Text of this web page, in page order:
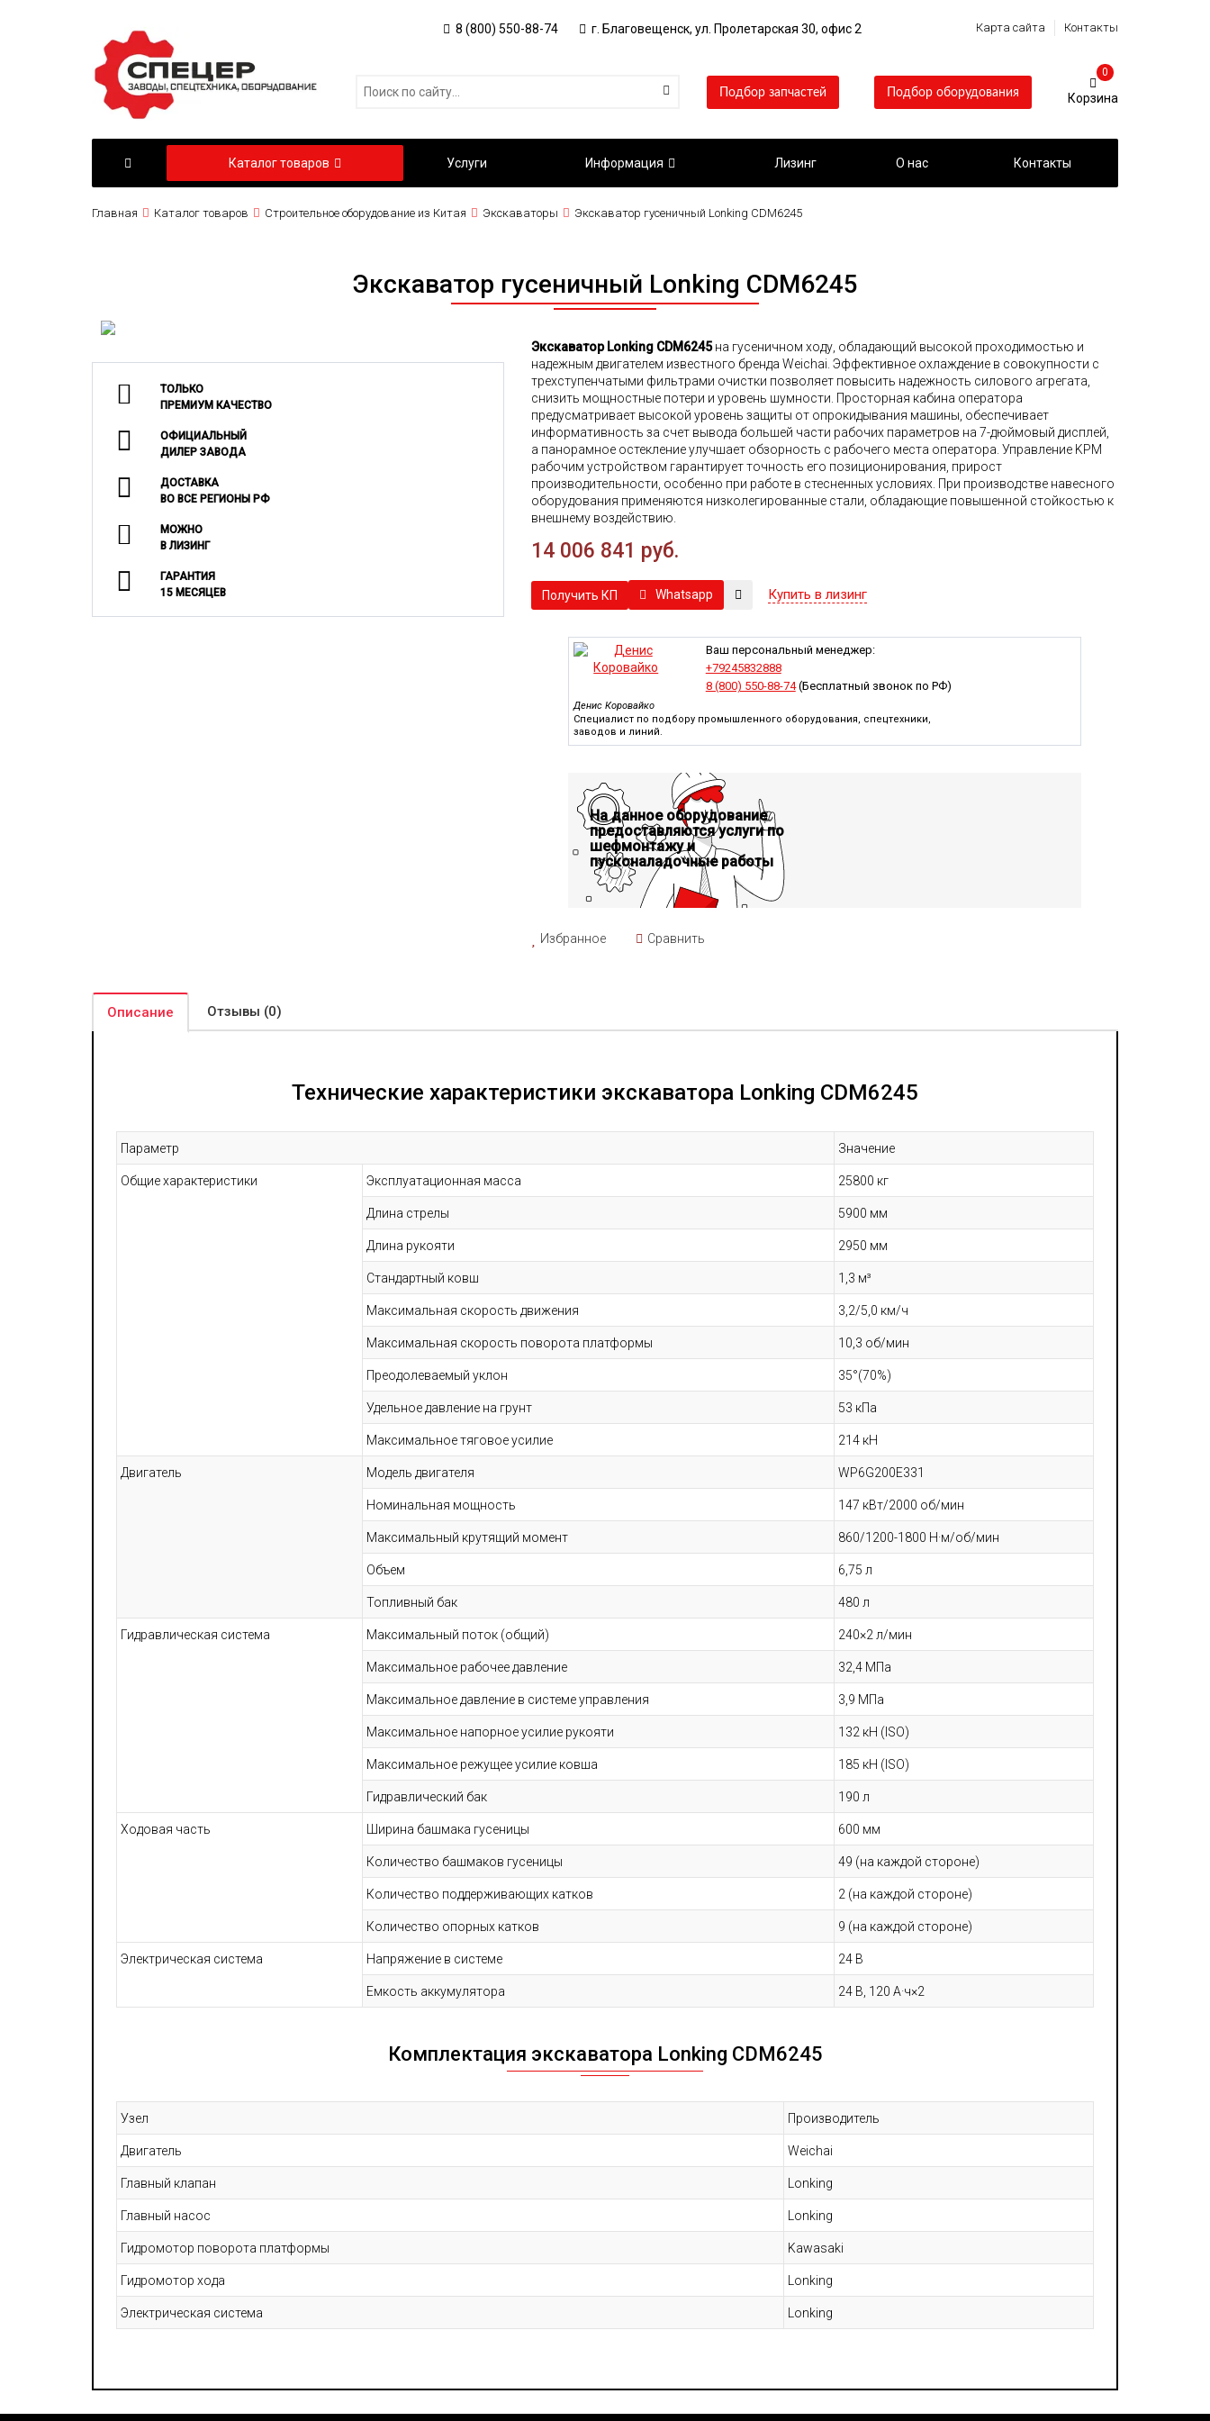
8 (800) 550-88-74 г. Благовещенск, ул. Пролетарская 30, офис 2 Карта сайта Контакты
Подбор запчастей Подбор оборудования
0
Каталог товаров Услуги Информация Лизинг О нас Контакты
Главная Каталог товаров Строительное оборудование из Китая Экскаваторы Экскаватор гусеничный Lonking CDM6245
Экскаватор гусеничный Lonking CDM6245
ТОЛЬКО
ПРЕМИУМ КАЧЕСТВО
ОФИЦИАЛЬНЫЙ
ДИЛЕР ЗАВОДА
ДОСТАВКА
ВО ВСЕ РЕГИОНЫ РФ
МОЖНО
В ЛИЗИНГ
ГАРАНТИЯ
15 МЕСЯЦЕВ
Экскаватор Lonking CDM6245на гусеничном ходу, обладающий высокой проходимостью и
надежным двигателем известного бренда Weichai. Эффективное охлаждение в совокупности с
трехступенчатыми фильтрами очистки позволяет повысить надежность силового агрегата,
снизить мощностные потери и уровень шумности. Просторная кабина оператора
предусматривает высокой уровень защиты от опрокидывания машины, обеспечивает
информативность за счет вывода большей части рабочих параметров на 7-дюймовый дисплей,
а панорамное остекление улучшает обзорность с рабочего места оператора. Управление KPM
рабочим устройством гарантирует точность его позиционирования, прирост
производительности, особенно при работе в стесненных условиях. При производстве навесного
оборудования применяются низколегированные стали, обладающие повышенной стойкостью к
внешнему воздействию.
14 006 841 руб.
Получить КП Whatsapp Купить в лизинг
Ваш персональный менеджер:
+79245832888
8 (800) 550-88-74(Бесплатный звонок по РФ)
Денис Коровайко
Специалист по подбору промышленного оборудования, спецтехники,
заводов и линий.
На данное оборудование
предоставляются услуги по
шефмонтажу и
пусконаладочные работы
Избранное Сравнить
Описание Отзывы (0)
Технические характеристики экскаватора Lonking CDM6245
Параметр Значение
Общие характеристики Эксплуатационная масса 25800 кг
Длина стрелы 5900 мм
Длина рукояти 2950 мм
Стандартный ковш 1,3 м³
Максимальная скорость движения 3,2/5,0 км/ч
Максимальная скорость поворота платформы 10,3 об/мин
Преодолеваемый уклон 35°(70%)
Удельное давление на грунт 53 кПа
Максимальное тяговое усилие 214 кН
Двигатель Модель двигателя WP6G200E331
Номинальная мощность 147 кВт/2000 об/мин
Максимальный крутящий момент 860/1200-1800 Н·м/об/мин
Объем 6,75 л
Топливный бак 480 л
Гидравлическая система Максимальный поток (общий) 240×2 л/мин
Максимальное рабочее давление 32,4 МПа
Максимальное давление в системе управления 3,9 МПа
Максимальное напорное усилие рукояти 132 кН (ISO)
Максимальное режущее усилие ковша 185 кН (ISO)
Гидравлический бак 190 л
Ходовая часть Ширина башмака гусеницы 600 мм
Количество башмаков гусеницы 49 (на каждой стороне)
Количество поддерживающих катков 2 (на каждой стороне)
Количество опорных катков 9 (на каждой стороне)
Электрическая система Напряжение в системе 24 В
Емкость аккумулятора 24 В, 120 А·ч×2
Комплектация экскаватора Lonking CDM6245
Узел Производитель
Двигатель Weichai
Главный клапан Lonking
Главный насос Lonking
Гидромотор поворота платформы Kawasaki
Гидромотор хода Lonking
Электрическая система Lonking